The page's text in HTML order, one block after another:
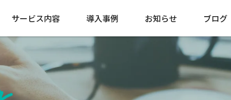
サービス内容 導入事例 お知らせ ブログ